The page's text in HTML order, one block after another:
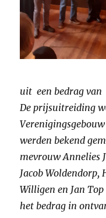
uit een bedrag van
De prijsuitreiding
werden bekend
mevrouw Annelies
Jacob Woldendorp,
Willigen en Jan
het bedrag in